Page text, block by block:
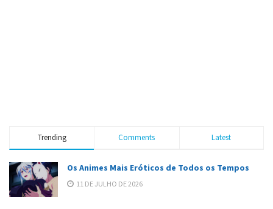
Trending Comments Latest
Os Animes Mais Eróticos de Todos os Tempos
11 DE JULHO DE 2026